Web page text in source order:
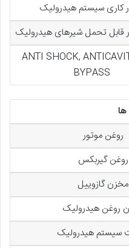
کاری سیستم هیدرولیک
قابل تحمل شیرهای هیدرولیک
ANTI SHOCK,
BYPASS
روغن موتور
روغن گیربکس
مخزن گازوییل
روغن هیدرولیک
سیستم هیدرولیک